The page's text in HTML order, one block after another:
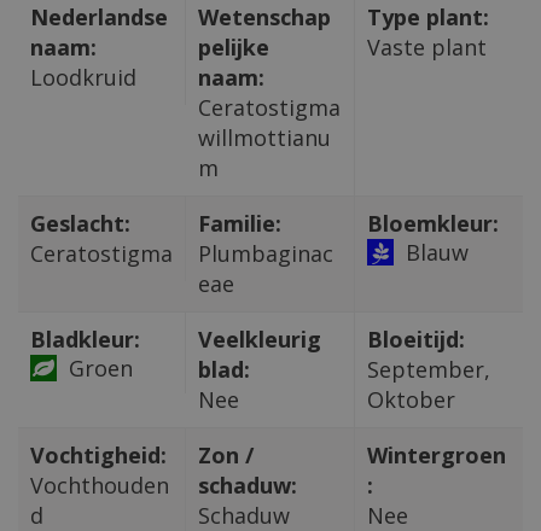
Nederlandse
naam:
Loodkruid
Wetenschap
pelijke
naam:
Ceratostigma
willmottianu
m
Type plant:
Vaste plant
Geslacht:
Ceratostigma
Familie:
Plumbaginac
eae
Bloemkleur:
Blauw
Bladkleur:
Groen
Veelkleurig
blad:
Nee
Bloeitijd:
September,
Oktober
Vochtigheid:
Vochthouden
d
Zon /
schaduw:
Schaduw
Wintergroen
:
Nee